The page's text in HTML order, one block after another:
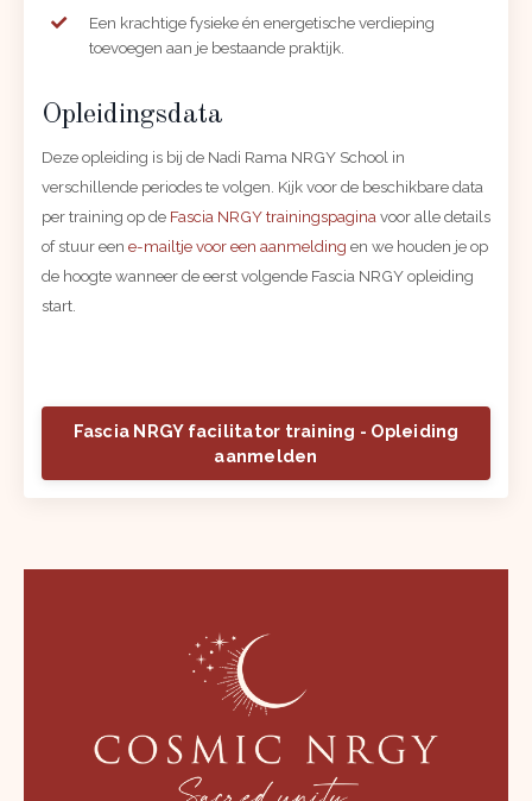
Een krachtige fysieke én energetische verdieping
toevoegen aan je bestaande praktijk.
Opleidingsdata
Deze opleiding is bij de Nadi Rama NRGY School in
verschillende periodes te volgen. Kijk voor de beschikbare data
per training op de Fascia NRGY trainingspaginavoor alle details
of stuur een e-mailtje voor een aanmelding en we houden je op
de hoogte wanneer de eerst volgende Fascia NRGY opleiding
start.
Fascia NRGY facilitator training - Opleiding
aanmelden